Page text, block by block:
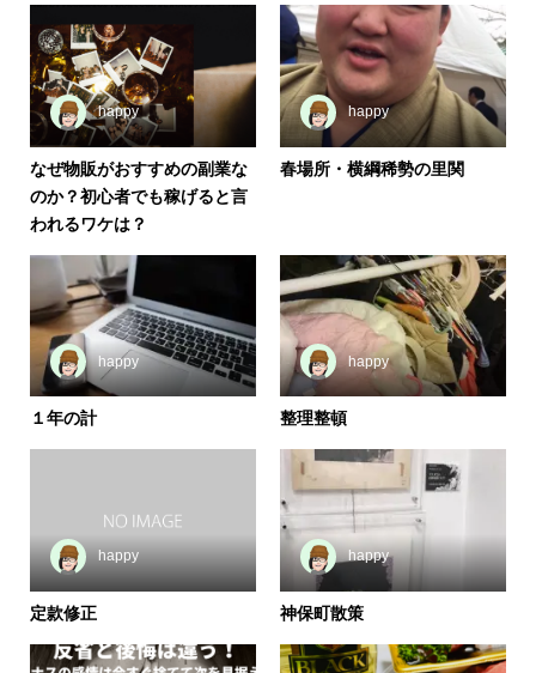
happy
なぜ物販がおすすめの副業な
のか？初心者でも稼げると言
われるワケは？
happy
春場所・横綱稀勢の里関
happy
１年の計
happy
整理整頓
happy
定款修正
happy
神保町散策